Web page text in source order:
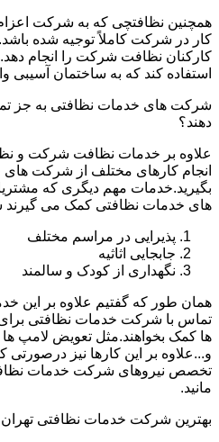
همچنین نظافتچی که به شرکت
کار در شرکت کاملاً توجیه شده
کارکنان نظافت شرکت را انجام
استفاده کند که به ساختمان آسیبی
شرکت های خدمات نظافتی به جز
دهند؟
علاوه بر خدمات نظافت شرکت و
انجام کارهای مختلف از شرکت
بگیرید.خدمات مهم دیگری که
های خدمات نظافتی کمک می گیرند
پذیرایی در مراسم مختلف
جابجایی اثاثیه
نگهداری از کودک و سالمند
همان طور که گفتیم علاوه بر این
تماس با شرکت خدمات نظافتی
ها کمک بخواهند.مثل تعویض لامپ ها
و...علاوه بر این کارها نیز درصورتی
تخصص نیروهای شرکت خدمات
مانید.
بهترین شرکت خدمات نظافتی تهران